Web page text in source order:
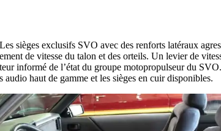
sièges exclusifs SVO avec des renforts latéraux
de vitesse du talon et des orteils. Un levier de
informé de l’état du groupe motopropulseur du
haut de gamme et les sièges en cuir disponibles.